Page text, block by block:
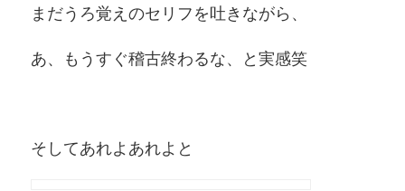
まだうろ覚えのセリフを吐きながら、
あ、もうすぐ稽古終わるな、と実感笑
そしてあれよあれよと